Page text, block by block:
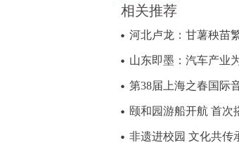
相关推荐
河北卢龙：甘薯秧苗
山东即墨：汽车产业
第38届上海之春国际
颐和园游船开航 首次
非遗进校园 文化共传